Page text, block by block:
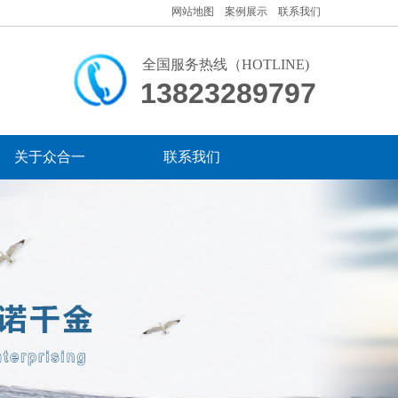
网站地图 案例展示 联系我们
13823289797​
全国服务热线（HOTLINE)
关于众合一 联系我们